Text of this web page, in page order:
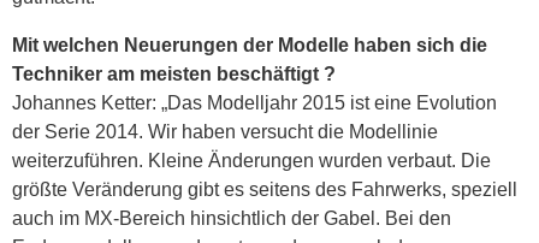
Mit welchen Neuerungen der Modelle haben sich die
Techniker am meisten beschäftigt ?
Johannes Ketter: „Das Modelljahr 2015 ist eine Evolution
der Serie 2014. Wir haben versucht die Modellinie
weiterzuführen. Kleine Änderungen wurden verbaut. Die
größte Veränderung gibt es seitens des Fahrwerks, speziell
auch im MX-Bereich hinsichtlich der Gabel. Bei den